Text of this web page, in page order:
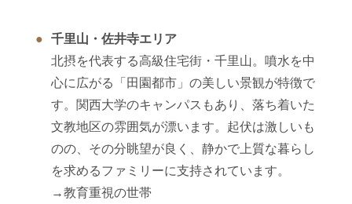
千里山・佐井寺エリア
北摂を代表する高級住宅街・千里山。噴水を中
心に広がる「田園都市」の美しい景観が特徴で
す。関西大学のキャンパスもあり、落ち着いた
文教地区の雰囲気が漂います。起伏は激しいも
のの、その分眺望が良く、静かで上質な暮らし
を求めるファミリーに支持されています。
→教育重視の世帯